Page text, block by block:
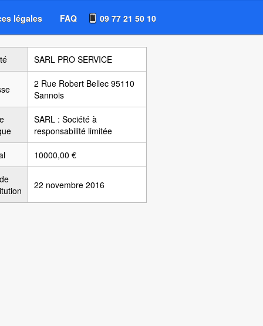
légales FAQ 09 77 21 50 10
SARL PRO SERVICE
2 Rue Robert Bellec 95110
Sannois
SARL : Société à
responsabilité limitée
10000,00 €
22 novembre 2016